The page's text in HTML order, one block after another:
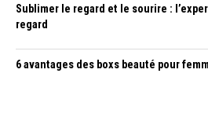
Sublimer le regard et le sourire :
regard
6 avantages des boxs beauté pour